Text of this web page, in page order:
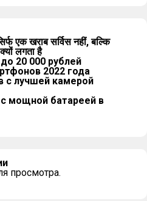
एक खराब सर्विस नहीं, बल्कि
लगता है
20 000 рублей
2022 года
с лучшей камерой
мощной батареей в
просмотра.